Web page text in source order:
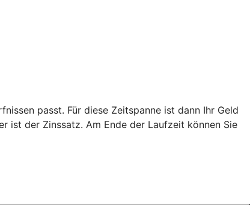
passt. Für diese Zeitspanne ist dann Ihr Geld
ist der Zinssatz. Am Ende der Laufzeit können Sie